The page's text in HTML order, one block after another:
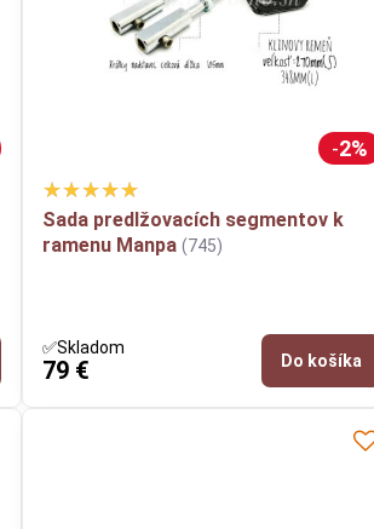
2%
Sada predlžovacích segmentov k
ramenu Manpa (745)
✅Skladom
79 € Do košíka